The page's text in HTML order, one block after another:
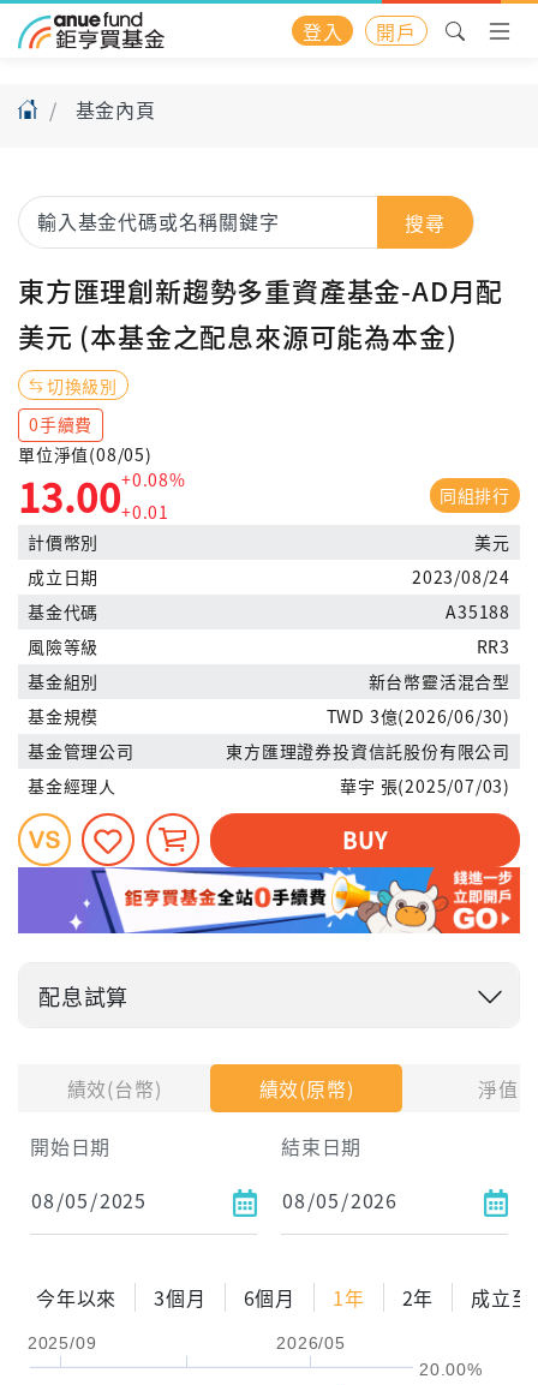
登入 開戶
基金內頁
績效(台幣) 績效(原幣)
淨值
開始日期
結束日期
今年以來 3個月 6個月 1年 2年 成立至
2025/09 2026/05
20.00%
搜尋
東方匯理創新趨勢多重資產基金-AD月配
美元 (本基金之配息來源可能為本金)
切換級別
0手續費
單位淨值(08/05)
13.00+0.08%
+0.01
同組排行
計價幣別
美元
成立日期
2023/08/24
基金代碼
A35188
風險等級
RR3
基金組別
新台幣靈活混合型
基金規模
TWD 3億(2026/06/30)
基金管理公司
東方匯理證券投資信託股份有限公司
基金經理人
華宇 張(2025/07/03)
BUY
配息試算
試算區間
1年
2年
配息金額